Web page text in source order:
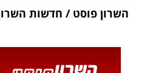
השרון פוסט / חדשות